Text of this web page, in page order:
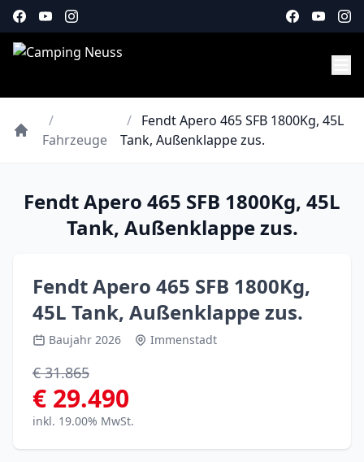
/
Fahrzeuge
/ Fendt Apero 465 SFB 1800Kg, 45L
Tank, Außenklappe zus.
Fendt Apero 465 SFB 1800Kg, 45L
Tank, Außenklappe zus.
Fendt Apero 465 SFB 1800Kg,
45L Tank, Außenklappe zus.
Baujahr 2026 Immenstadt
€ 31.865
€ 29.490
inkl. 19.00% MwSt.